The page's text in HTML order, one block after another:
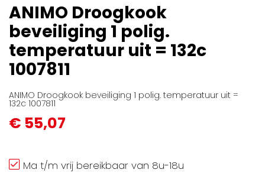
begin
van
de
afbeeldingen-
gallerij
ANIMO Droogkook
beveiliging 1 polig.
temperatuur uit = 132c
1007811
ANIMO Droogkook beveiliging 1 polig. temperatuur uit =
132c 1007811
€ 55,07
Ma t/m vrij bereikbaar van 8u-18u